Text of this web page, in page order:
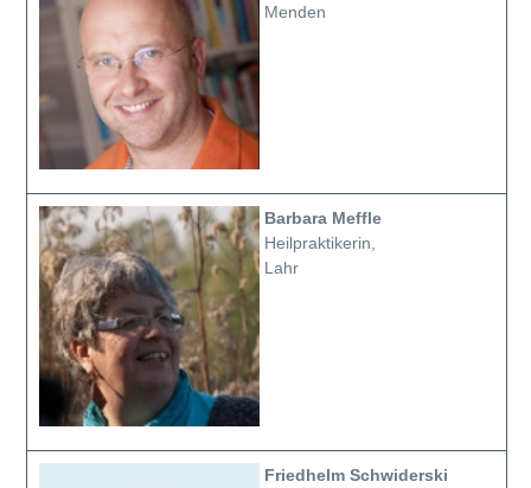
Menden
Barbara Meffle
Heilpraktikerin,
Lahr
Friedhelm Schwiderski